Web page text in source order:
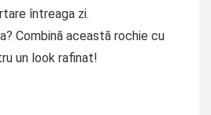
întreaga zi.
Combină această rochie cu
un look rafinat!